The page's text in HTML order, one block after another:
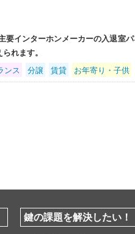
要インターホンメーカーの入退室
れます。
ンス 分譲 賃貸 お年寄り・子供
鍵の課題を解決したい！